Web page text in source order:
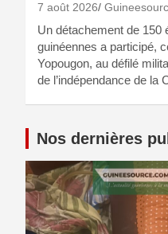
7 août 2026
Un détachement de 150
guinéennes a participé,
Yopougon, au défilé
de l’indépendance de la
Nos dernières